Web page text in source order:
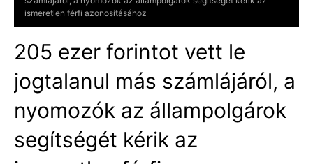
ismeretlen férfi azonosításához
205 ezer forintot vett le
jogtalanul más számlájáról, a
nyomozók az állampolgárok
segítségét kérik az